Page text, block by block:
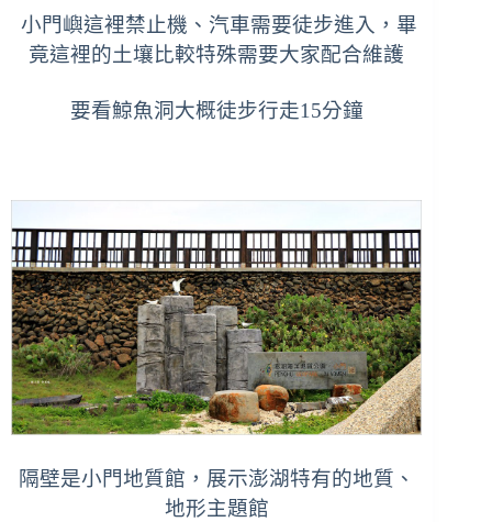
小門嶼這裡禁止機、汽車需要徒步進入，畢
竟這裡的土壤比較特殊需要大家配合維護
要看鯨魚洞大概徒步行走15分鐘
隔壁是小門地質館，展示澎湖特有的地質、
地形主題館